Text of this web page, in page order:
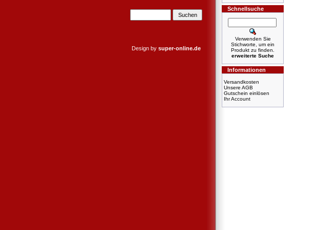
Design by super-online.de
Schnellsuche
Verwenden Sie
Stichworte, um ein
Produkt zu finden.
erweiterte Suche
Informationen
Versandkosten
Unsere AGB
Gutschein einlösen
Ihr Account